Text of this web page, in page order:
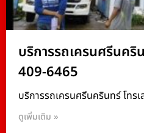
บริการรถเครนศรีนคริ
409-6465
บริการรถเครนศรีนครินทร์ โทร
ดูเพิ่มเติม »